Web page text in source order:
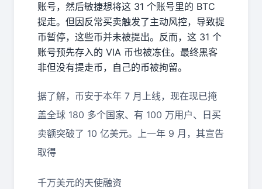
账号，然后敏捷想将这 31 个账号里的 BTC
提走。但因反常买卖触发了主动风控，导致提
币暂停，这些币并未被提出。反而，这 31 个
账号预先存入的 VIA 币也被冻住。最终黑客
非但没有提走币，自己的币被拘留。
据了解，币安于本年 7 月上线，现在现已掩
盖全球 180 多个国家、有 100 万用户、日买
卖额突破了 10 亿美元。上一年 9 月，其宣告
取得
千万美元的天使融资